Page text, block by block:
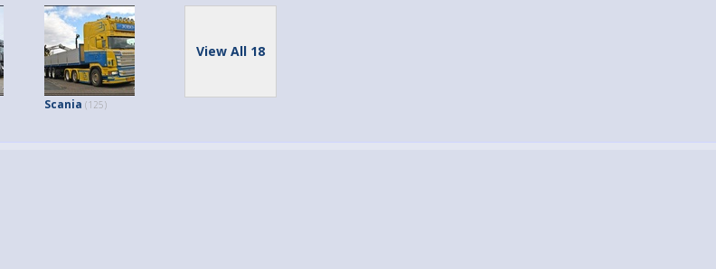
Scania (125)
View All 18